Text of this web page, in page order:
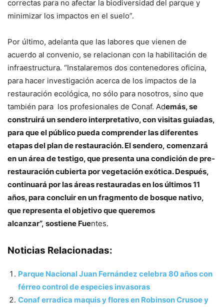
correctas para no afectar la biodiversidad del parque y
minimizar los impactos en el suelo”.
Por último, adelanta que las labores que vienen de
acuerdo al convenio, se relacionan con la habilitación de
infraestructura. “Instalaremos dos contenedores oficina,
para hacer investigación acerca de los impactos de la
restauración ecológica, no sólo para nosotros, sino que
también para los profesionales de Conaf. Además, se
construirá un sendero interpretativo, con visitas guiadas,
para que el público pueda comprender las diferentes
etapas del plan de restauración. El sendero, comenzará
en un área de testigo, que presenta una condición de pre-
restauración cubierta por vegetación exótica. Después,
continuará por las áreas restauradas en los últimos 11
años, para concluir en un fragmento de bosque nativo,
que representa el objetivo que queremos
alcanzar”, sostiene Fuentes.
Noticias Relacionadas:
Parque Nacional Juan Fernández celebra 80 años con
férreo control de especies invasoras
Conaf erradica maquis y flores en Robinson Crusoe y